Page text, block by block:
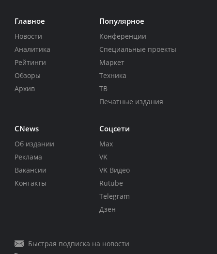
Главное
Новости
Аналитика
Рейтинги
Обзоры
Архив
Популярное
Конференции
Специальные проекты
Маркет
Техника
ТВ
Печатные издания
CNews
Об издании
Реклама
Вакансии
Контакты
Соцсети
Max
VK
VK Видео
Rutube
Telegram
Дзен
Быстрая подписка на новости